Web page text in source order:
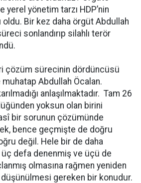
yönetim tarzı HDP’nin
oldu. Bir kez daha örgüt Abdullah
sonlandırıp silahlı terör
çözüm sürecinin dördüncüsü
muhatap Abdullah Öcalan.
anlaşılmaktadır. Tam 26
yoksun olan birini
bir sorunun çözümünde
bence geçmişte de doğru
değil. Hele bir de daha
üç defa denenmiş ve üçü de
olmasına rağmen yeniden
gereken bir konudur.